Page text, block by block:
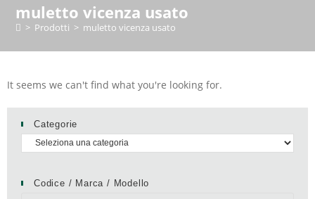
muletto vicenza usato
> Prodotti > muletto vicenza usato
It seems we can't find what you're looking for.
Categorie
Codice / Marca / Modello